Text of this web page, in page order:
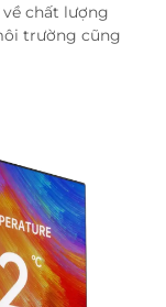
chất lượng
trường cũng